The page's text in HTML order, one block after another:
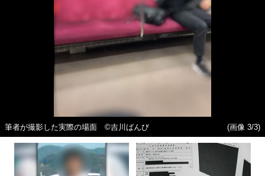
筆者が撮影した実際の場面 ©吉川ばんび (画像 3/3)